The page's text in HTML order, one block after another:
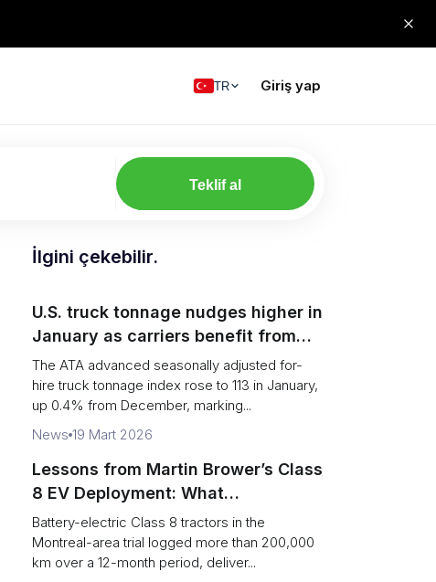
TR Giriş yap
Teklif al
İlgini çekebilir.
U.S. truck tonnage nudges higher in
January as carriers benefit from
tighter capacity
The ATA advanced seasonally adjusted for-
hire truck tonnage index rose to 113 in January,
up 0.4% from December, marking...
News 19 Mart 2026
Lessons from Martin Brower’s Class
8 EV Deployment: What
Foodservice Logistics Must Fix
Battery-electric Class 8 tractors in the
Montreal-area trial logged more than 200,000
km over a 12-month period, deliver...